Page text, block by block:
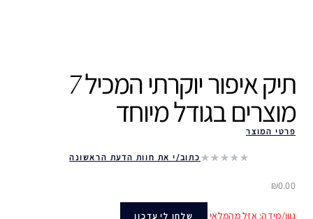
תיק איפור יוקרתי המכיל 7
מוצרים בגודל מיוחד ‎
פרטי המוצר
כתוב/י את חוות הדעת הראשונה
₪0.00
גוון/מידה: אזל מהמלאי שלחו לי עדכון